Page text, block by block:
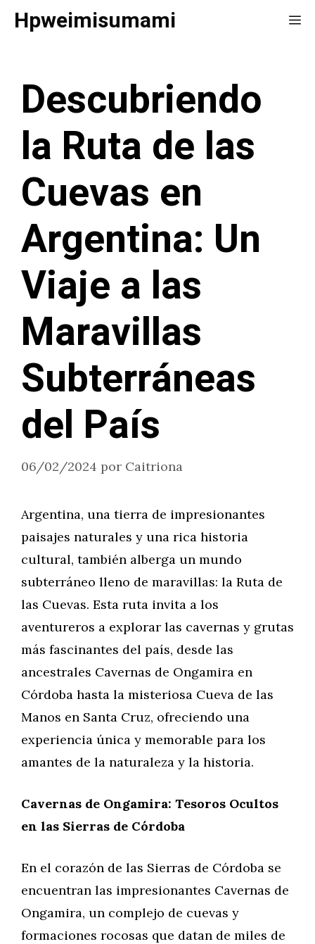
SaltarHpweimisumami
Descubriendo
la Ruta de las
Cuevas en
Argentina: Un
Viaje a las
Maravillas
Subterráneas
del País
06/02/2024 por Caitriona
Argentina, una tierra de impresionantes
paisajes naturales y una rica historia
cultural, también alberga un mundo
subterráneo lleno de maravillas: la Ruta de
las Cuevas. Esta ruta invita a los
aventureros a explorar las cavernas y grutas
más fascinantes del país, desde las
ancestrales Cavernas de Ongamira en
Córdoba hasta la misteriosa Cueva de las
Manos en Santa Cruz, ofreciendo una
experiencia única y memorable para los
amantes de la naturaleza y la historia.
Cavernas de Ongamira: Tesoros Ocultos
en las Sierras de Córdoba
En el corazón de las Sierras de Córdoba se
encuentran las impresionantes Cavernas de
Ongamira, un complejo de cuevas y
formaciones rocosas que datan de miles de